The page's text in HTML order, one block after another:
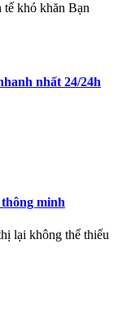
tế khó khăn Bạn
nhất 24/24h
minh
lại không thể thiếu